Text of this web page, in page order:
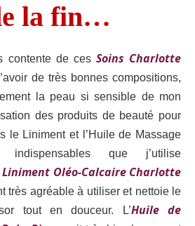
la fin…
contente de ces Soins Charlotte
de très bonnes compositions,
la peau si sensible de mon
des produits de beauté pour
le Liniment et l’Huile de Massage
que j’utilise
Liniment Oléo-Calcaire Charlotte
très agréable à utiliser et nettoie le
tout en douceur. L’Huile de